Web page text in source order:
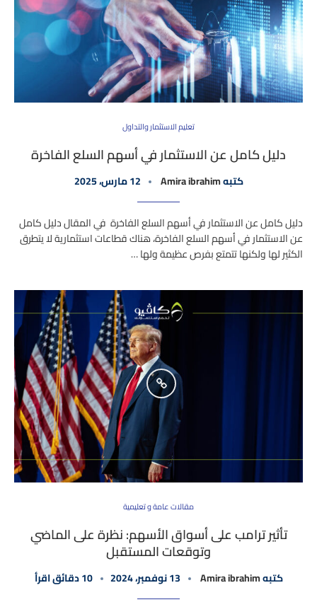
تعليم الاستثمار والتداول
دليل كامل عن الاستثمار في أسهم السلع الفاخرة
كتبهAmira ibrahim 12 مارس، 2025
دليل كامل عن الاستثمار في أسهم السلع الفاخرة في المقال دليل كامل
عن الاستثمار في أسهم السلع الفاخرة، هناك قطاعات استثمارية لا يتطرق
الكثير لها ولكنها تتمتع بفرص عظيمة ولها …
مقالات عامة و تعليمية
تأثير ترامب على أسواق الأسهم: نظرة على الماضي
وتوقعات المستقبل
كتبهAmira ibrahim 13 نوفمبر، 2024 10 دقائق اقرأ